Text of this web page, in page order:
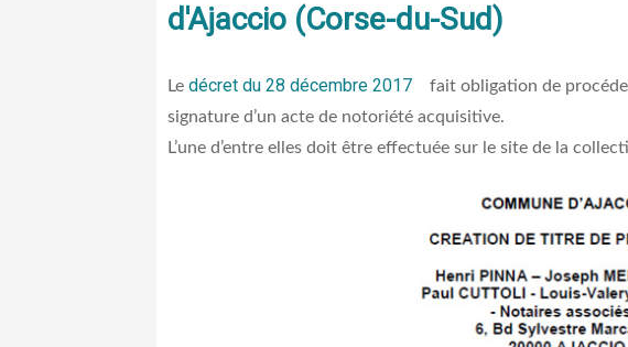
d'Ajaccio (Corse-du-Sud)
Le décret du 28 décembre 2017
fait obligation de
signature d’un acte de notoriété acquisitive.
L’une d’entre elles doit être effectuée sur le site de la